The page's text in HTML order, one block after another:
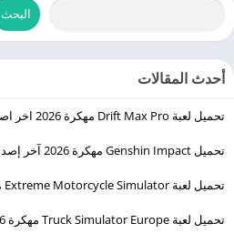
البحث
أحدث المقالات
تحميل لعبة Drift Max Pro مهكرة 2026 اخر اصدار للاندرويد
تحميل Genshin Impact مهكرة 2026 آخر إصدار للأندرويد
تحميل لعبة Extreme Motorcycle Simulator مهكرة 2026 اخر اصدار للاندرويد
تحميل لعبة Truck Simulator Europe مهكرة 2026 للاندرويد